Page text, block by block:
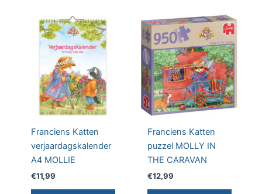
Franciens Katten
verjaardagskalender
A4 MOLLIE
€11,99
Franciens Katten
puzzel MOLLY IN
THE CARAVAN
€12,99